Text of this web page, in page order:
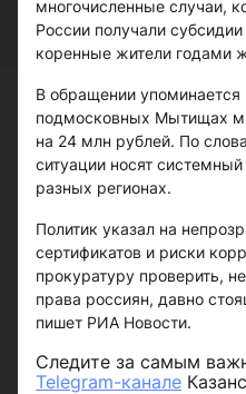
многочисленные случаи,
России получали
коренные жители годами
В обращении
подмосковных Мытищах
на 24 млн рублей. По
ситуации носят
разных регионах.
Политик указал на
сертификатов и риски
прокуратуру проверить,
права россиян, давно
пишет РИА Новости.
Следите за самым
Telegram-канале